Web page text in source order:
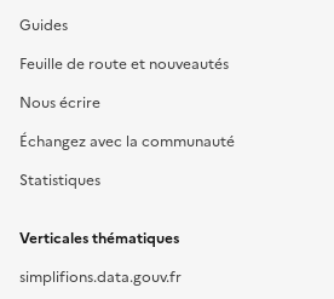
Guides
Feuille de route et nouveautés
Nous écrire
Échangez avec la communauté
Statistiques
Verticales thématiques
simplifions.data.gouv.fr